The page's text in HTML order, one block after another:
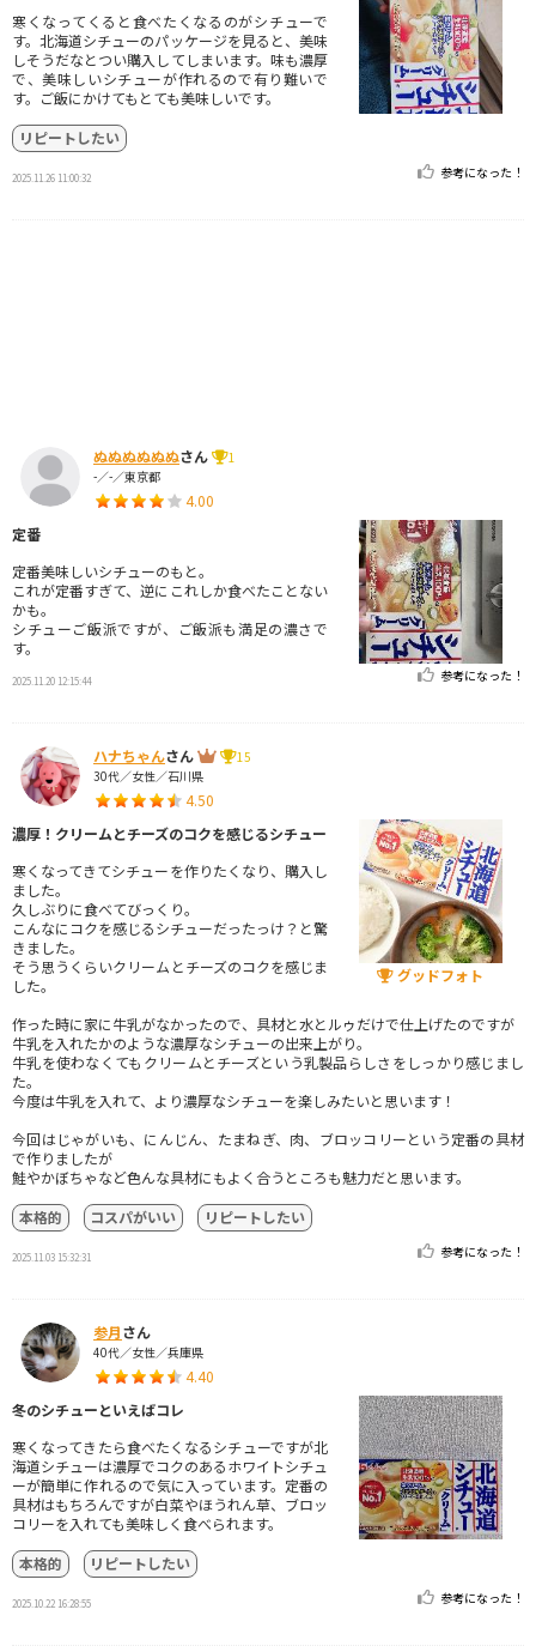
寒くなってくると食べたくなるのがシチューで
す。北海道シチューのパッケージを見ると、美味
しそうだなとつい購入してしまいます。味も濃厚
で、美味しいシチューが作れるので有り難いで
す。ご飯にかけてもとても美味しいです。
リピートしたい
2025.11.26 11:00:32 参考になった！
ぬぬぬぬぬぬさん
1
-／-／東京都
4.00
定番
定番美味しいシチューのもと。
これが定番すぎて、逆にこれしか食べたことない
かも。
シチューご飯派ですが、ご飯派も満足の濃さで
す。
2025.11.20 12:15:44 参考になった！
ハナちゃんさん
15
30代／女性／石川県
4.50
グッドフォト
濃厚！クリームとチーズのコクを感じるシチュー
寒くなってきてシチューを作りたくなり、購入し
ました。
久しぶりに食べてびっくり。
こんなにコクを感じるシチューだったっけ？と驚
きました。
そう思うくらいクリームとチーズのコクを感じま
した。
作った時に家に牛乳がなかったので、具材と水とルゥだけで仕上げたのですが
牛乳を入れたかのような濃厚なシチューの出来上がり。
牛乳を使わなくてもクリームとチーズという乳製品らしさをしっかり感じまし
た。
今度は牛乳を入れて、より濃厚なシチューを楽しみたいと思います！
今回はじゃがいも、にんじん、たまねぎ、肉、ブロッコリーという定番の具材
で作りましたが
鮭やかぼちゃなど色んな具材にもよく合うところも魅力だと思います。
本格的
コスパがいい リピートしたい
2025.11.03 15:32:31 参考になった！
参月さん
40代／女性／兵庫県
4.40
冬のシチューといえばコレ
寒くなってきたら食べたくなるシチューですが北
海道シチューは濃厚でコクのあるホワイトシチュ
ーが簡単に作れるので気に入っています。定番の
具材はもちろんですが白菜やほうれん草、ブロッ
コリーを入れても美味しく食べられます。
本格的
リピートしたい
2025.10.22 16:28:55 参考になった！